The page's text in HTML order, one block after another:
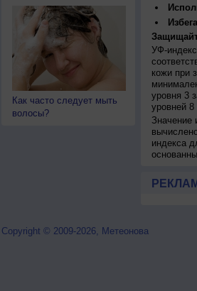
Как часто следует мыть
волосы?
УФ-
кожи при
уровня 3
уровней
Значение
индекса
Copyright © 2009-2026, Метеонова